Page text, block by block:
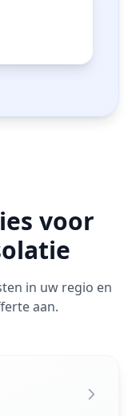
voor
in uw regio en
aan.